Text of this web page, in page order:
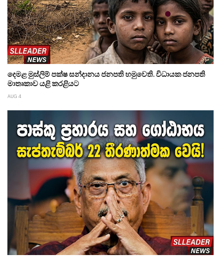
දෙමළ මුස්ලිම් පක්ෂ සන්දානය ජනපති හමුවෙති. විධායක ජනපති
මාතෘකාව යළි කරළියට
AUG 4